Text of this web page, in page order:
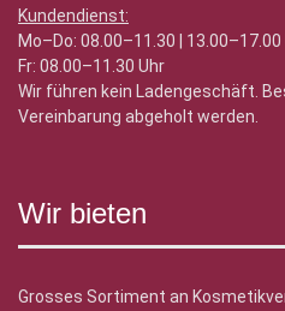
Kundendienst:
Mo–Do: 08.00–11.30 | 13.00–17.00
Fr: 08.00–11.30 Uhr
Wir führen kein Ladengeschäft.
Vereinbarung abgeholt werden.
Wir bieten
Grosses Sortiment an